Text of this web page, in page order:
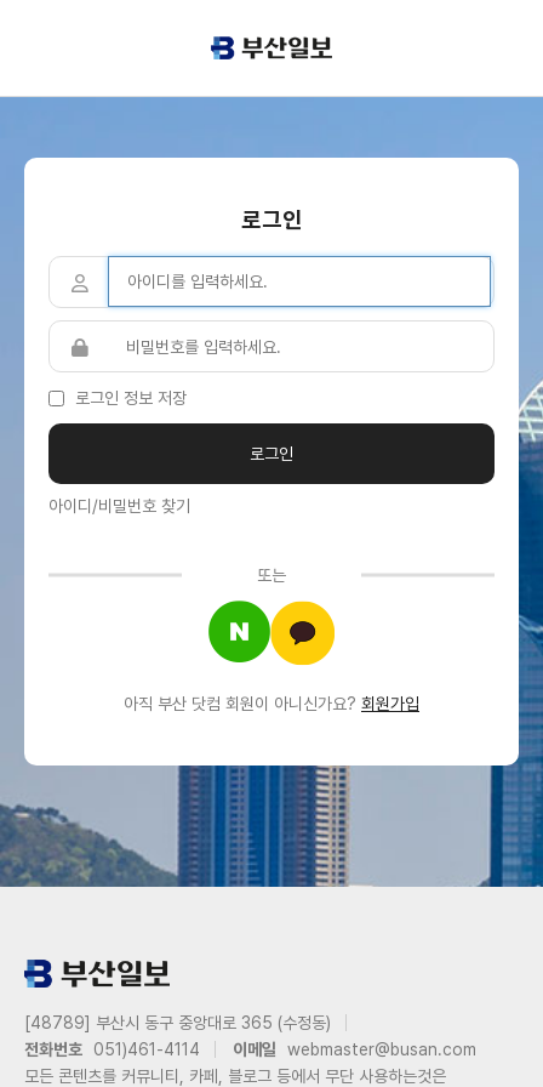
로그인
로그인 정보 저장
아이디/비밀번호 찾기
또는
아직 부산 닷컴 회원이 아니신가요? 회원가입
[48789] 부산시 동구 중앙대로 365 (수정동)
전화번호
051)461-4114 이메일
webmaster@busan.com
모든 콘텐츠를 커뮤니티, 카페, 블로그 등에서 무단 사용하는것은